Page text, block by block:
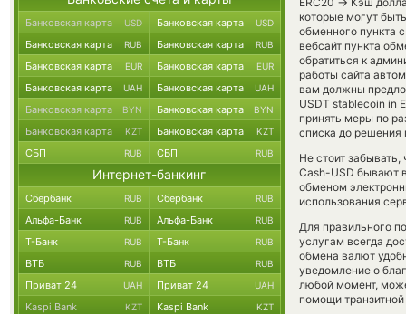
которые могут
обменного пункта
вебсайт пункта
обратиться к
работы сайта
вам должны
USDT stablecoin in
принять меры по
списка до
Не стоит
Cash-USD бывают
обменом
использования
Для правильного
услугам всегда
обмена валют
уведомление о
любой момент,
помощи
Банковская карта USD Банковская карта USD
Банковская карта RUB Банковская карта RUB
Банковская карта EUR Банковская карта EUR
Банковская карта UAH Банковская карта UAH
Банковская карта BYN Банковская карта BYN
Банковская карта KZT Банковская карта KZT
СБП RUB СБП RUB
Интернет-банкинг
Сбербанк RUB Сбербанк RUB
Альфа-Банк RUB Альфа-Банк RUB
Т-Банк RUB Т-Банк RUB
ВТБ RUB ВТБ RUB
Приват 24 UAH Приват 24 UAH
Kaspi Bank KZT Kaspi Bank KZT